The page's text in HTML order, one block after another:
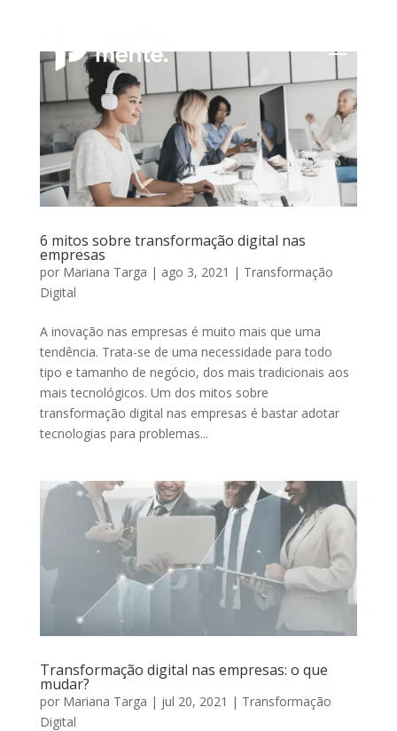
6 mitos sobre transformação digital nas
empresas
por Mariana Targa | ago 3, 2021 | Transformação
Digital
A inovação nas empresas é muito mais que uma
tendência. Trata-se de uma necessidade para todo
tipo e tamanho de negócio, dos mais tradicionais aos
mais tecnológicos. Um dos mitos sobre
transformação digital nas empresas é bastar adotar
tecnologias para problemas...
Transformação digital nas empresas: o que
mudar?
por Mariana Targa | jul 20, 2021 | Transformação
Digital